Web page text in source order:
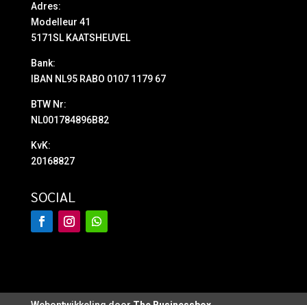
Adres:
Modelleur 41
5171SL KAATSHEUVEL
Bank:
IBAN NL95 RABO 0107 1179 67
BTW Nr:
NL001784896B82
KvK:
20168827
SOCIAL